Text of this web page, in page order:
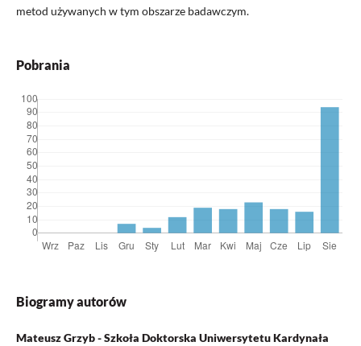
metod używanych w tym obszarze badawczym.
Pobrania
Biogramy autorów
Mateusz Grzyb - Szkoła Doktorska Uniwersytetu Kardynała